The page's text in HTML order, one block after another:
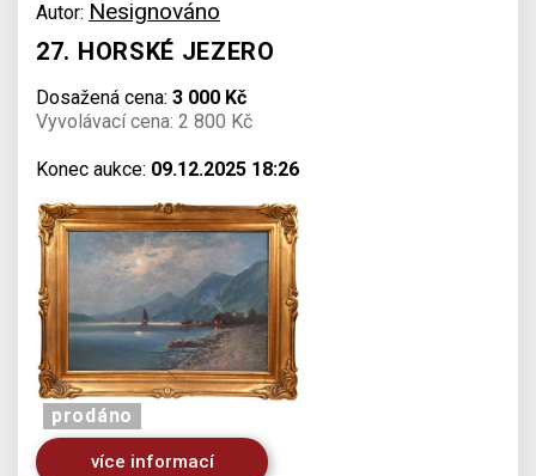
Autor: Nesignováno
27. HORSKÉ JEZERO
Dosažená cena: 3 000 Kč
Vyvolávací cena: 2 800 Kč
Konec aukce: 09.12.2025 18:26
prodáno
více informací